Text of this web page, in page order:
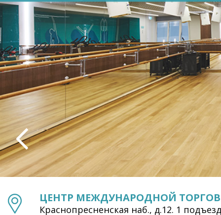
ЦЕНТР МЕЖДУНАРОДНОЙ
Краснопресненская наб., д.12. 1